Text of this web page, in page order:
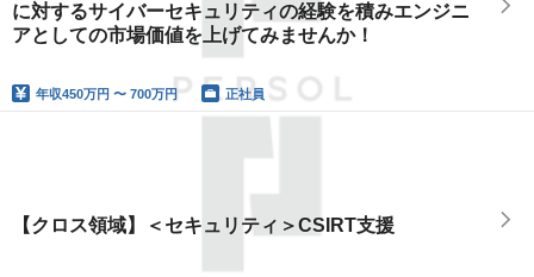
に対するサイバーセキュリティの経験を積みエンジニ
アとしての市場価値を上げてみませんか！
年収450万円 〜 700万円 正社員
【クロス領域】＜セキュリティ＞CSIRT支援